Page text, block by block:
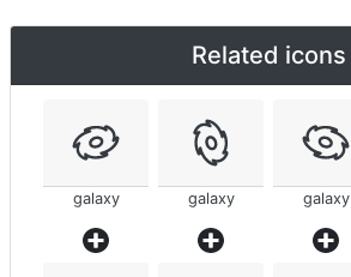
Related icons
galaxy galaxy galaxy